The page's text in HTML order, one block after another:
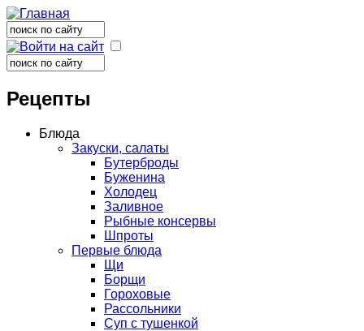
Форма поиска
Поиск
Поиск
Рецепты
Блюда
Закуски, салаты
Бутерброды
Буженина
Холодец
Заливное
Рыбные консервы
Шпроты
Первые блюда
Щи
Борщи
Гороховые
Рассольники
Суп с тушенкой